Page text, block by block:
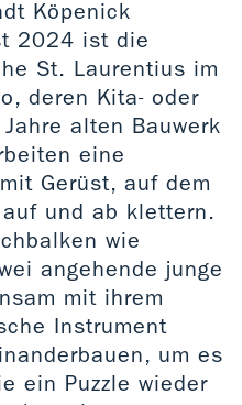
Köpenick
2024 ist die
St. Laurentius im
deren Kita- oder
alten Bauwerk
eine
Gerüst, auf dem
und ab klettern.
wie
angehende junge
mit ihrem
Instrument
um es
ein Puzzle wieder